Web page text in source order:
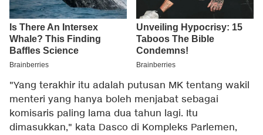
"Yang terakhir itu adalah putusan MK tentang wakil
menteri yang hanya boleh menjabat sebagai
komisaris paling lama dua tahun lagi. Itu
dimasukkan," kata Dasco di Kompleks Parlemen,